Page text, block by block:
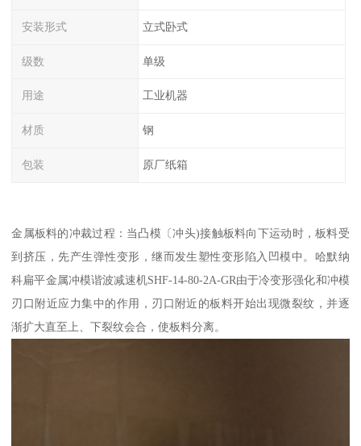
安装形式 立式卧式
级数 单级
用途 工业机器
材质 钢
包装 原厂纸箱
金属板料的冲裁过程：当凸模〔冲头)接触板料向下运动时，板料受
到挤压，先产生弹性变形，继而发生塑性变形陷入凹模中。哈默纳
科扁平金属冲模谐波减速机SHF-14-80-2A-GR由于冷变形强化和冲模
刃口附近应力集中的作用，刃口附近的板料开始出现微裂纹，并逐
渐扩大直至上、下裂纹会合，使板料分离。